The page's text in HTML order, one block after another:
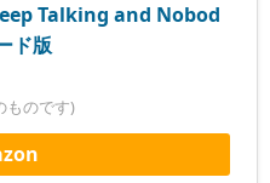
Talking and Nobod
ド版
ものです)